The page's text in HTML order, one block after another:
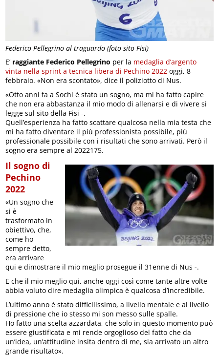
Federico Pellegrino al traguardo (foto sito Fisi)
E’ raggiante Federico Pellegrino per la medaglia d’argento
vinta nella sprint a tecnica libera di Pechino 2022 oggi, 8
febbraio. «Non era scontato», dice il poliziotto di Nus.
«Otto anni fa a Sochi è stato un sogno, ma mi ha fatto capire
che non era abbastanza il mio modo di allenarsi e di vivere si
legge sul sito della Fisi -.
Quell’esperienza ha fatto scattare qualcosa nella mia testa che
mi ha fatto diventare il più professionista possibile, più
professionale possibile con i risultati che sono arrivati. Però il
sogno era sempre al 2022175.
Il sogno di
Pechino
2022
«Un sogno che
si è
trasformato in
obiettivo, che,
come ho
sempre detto,
era arrivare
qui e dimostrare il mio meglio prosegue il 31enne di Nus -.
E che il mio meglio qui, anche oggi così come tante altre volte
abbia voluto dire medaglia olimpica è qualcosa d’incredibile.
L’ultimo anno è stato difficilissimo, a livello mentale e al livello
di pressione che io stesso mi son messo sulle spalle.
Ho fatto una scelta azzardata, che solo in questo momento può
essere giustificata e mi rende orgoglioso del fatto che da
un’idea, un’attitudine insita dentro di me, sia arrivato un altro
grande risultato».